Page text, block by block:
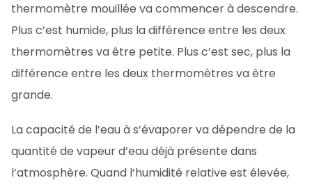
thermomètre mouillée va commencer à descendre.
Plus c’est humide, plus la différence entre les deux
thermomètres va être petite. Plus c’est sec, plus la
différence entre les deux thermomètres va être
grande.
La capacité de l’eau à s’évaporer va dépendre de la
quantité de vapeur d’eau déjà présente dans
l’atmosphère. Quand l’humidité relative est élevée,